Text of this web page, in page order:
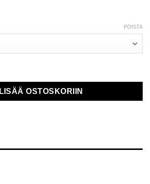
POISTA
LISÄÄ OSTOSKORIIN